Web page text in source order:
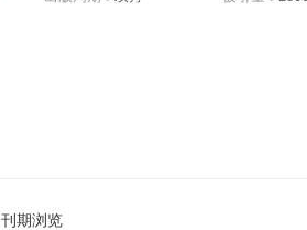
刊期浏览